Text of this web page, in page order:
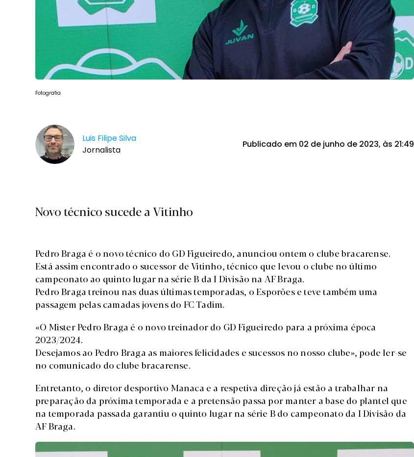
Fotografia
Luis Filipe Silva
Jornalista
Publicado em 02 de junho de 2023, às 21:49
Novo técnico sucede a Vitinho
Pedro Braga é o novo técnico do GD Figueiredo, anunciou ontem o clube bracarense.
Está assim encontrado o sucessor de Vitinho, técnico que levou o clube no último
campeonato ao quinto lugar na série B da I Divisão na AF Braga.
Pedro Braga treinou nas duas últimas temporadas, o Esporões e teve também uma
passagem pelas camadas jovens do FC Tadim.
«O Mister Pedro Braga é o novo treinador do GD Figueiredo para a próxima época
2023/2024.
Desejamos ao Pedro Braga as maiores felicidades e sucessos no nosso clube», pode ler-se
no comunicado do clube bracarense.
Entretanto, o diretor desportivo Manaca e a respetiva direção já estão a trabalhar na
preparação da próxima temporada e a pretensão passa por manter a base do plantel que
na temporada passada garantiu o quinto lugar na série B do campeonato da I Divisão da
AF Braga.